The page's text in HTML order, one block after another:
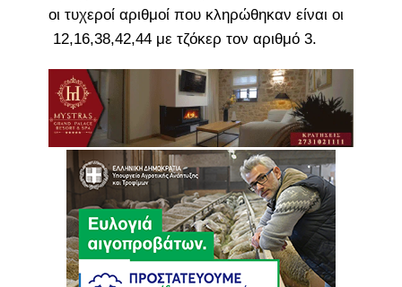
οι τυχεροί αριθμοί που κληρώθηκαν είναι οι
12,16,38,42,44 με τζόκερ τον αριθμό 3.